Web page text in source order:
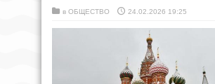
в ОБЩЕСТВО 24.02.2026 19:25